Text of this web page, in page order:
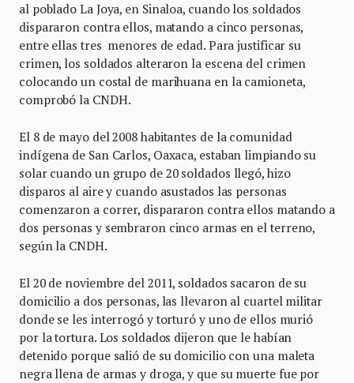
al poblado La Joya, en Sinaloa, cuando los soldados
dispararon contra ellos, matando a cinco personas,
entre ellas tres menores de edad. Para justificar su
crimen, los soldados alteraron la escena del crimen
colocando un costal de marihuana en la camioneta,
comprobó la CNDH.
El 8 de mayo del 2008 habitantes de la comunidad
indígena de San Carlos, Oaxaca, estaban limpiando su
solar cuando un grupo de 20 soldados llegó, hizo
disparos al aire y cuando asustados las personas
comenzaron a correr, dispararon contra ellos matando a
dos personas y sembraron cinco armas en el terreno,
según la CNDH.
El 20 de noviembre del 2011, soldados sacaron de su
domicilio a dos personas, las llevaron al cuartel militar
donde se les interrogó y torturó y uno de ellos murió
por la tortura. Los soldados dijeron que le habían
detenido porque salió de su domicilio con una maleta
negra llena de armas y droga, y que su muerte fue por